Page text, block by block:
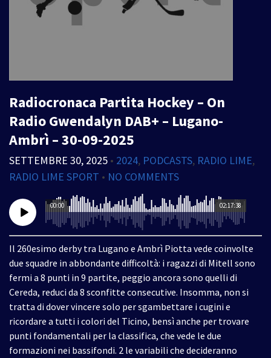
Radiocronaca Partita Hockey – On
Radio Gwendalyn DAB+ – Lugano-
Ambrì – 30-09-2025
SETTEMBRE 30, 2025 • 2024, PODCASTS, RADIO LIME,
RADIO LIME SPORT • NO COMMENTS
02:17:38
00:00
Il 260esimo derby tra Lugano e Ambrì Piotta vede coinvolte
due squadre in abbondante difficoltà: i ragazzi di Mitell sono
fermi a 8 punti in 9 partite, peggio ancora sono quelli di
Cereda, reduci da 8 sconfitte consecutive. Insomma, non si
tratta di dover vincere solo per sgambettare i cugini e
ricordare a tutti i colori del Ticino, bensì anche per trovare
punti fondamentali per la classifica, che vede le due
formazioni nei bassifondi. 2 le variabili che decideranno